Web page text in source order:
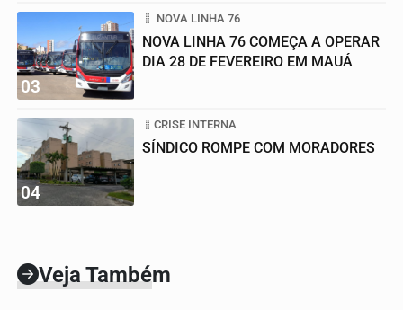
03
NOVA LINHA 76
NOVA LINHA 76 COMEÇA A OPERAR
DIA 28 DE FEVEREIRO EM MAUÁ
04
CRISE INTERNA
SÍNDICO ROMPE COM MORADORES
Veja Também